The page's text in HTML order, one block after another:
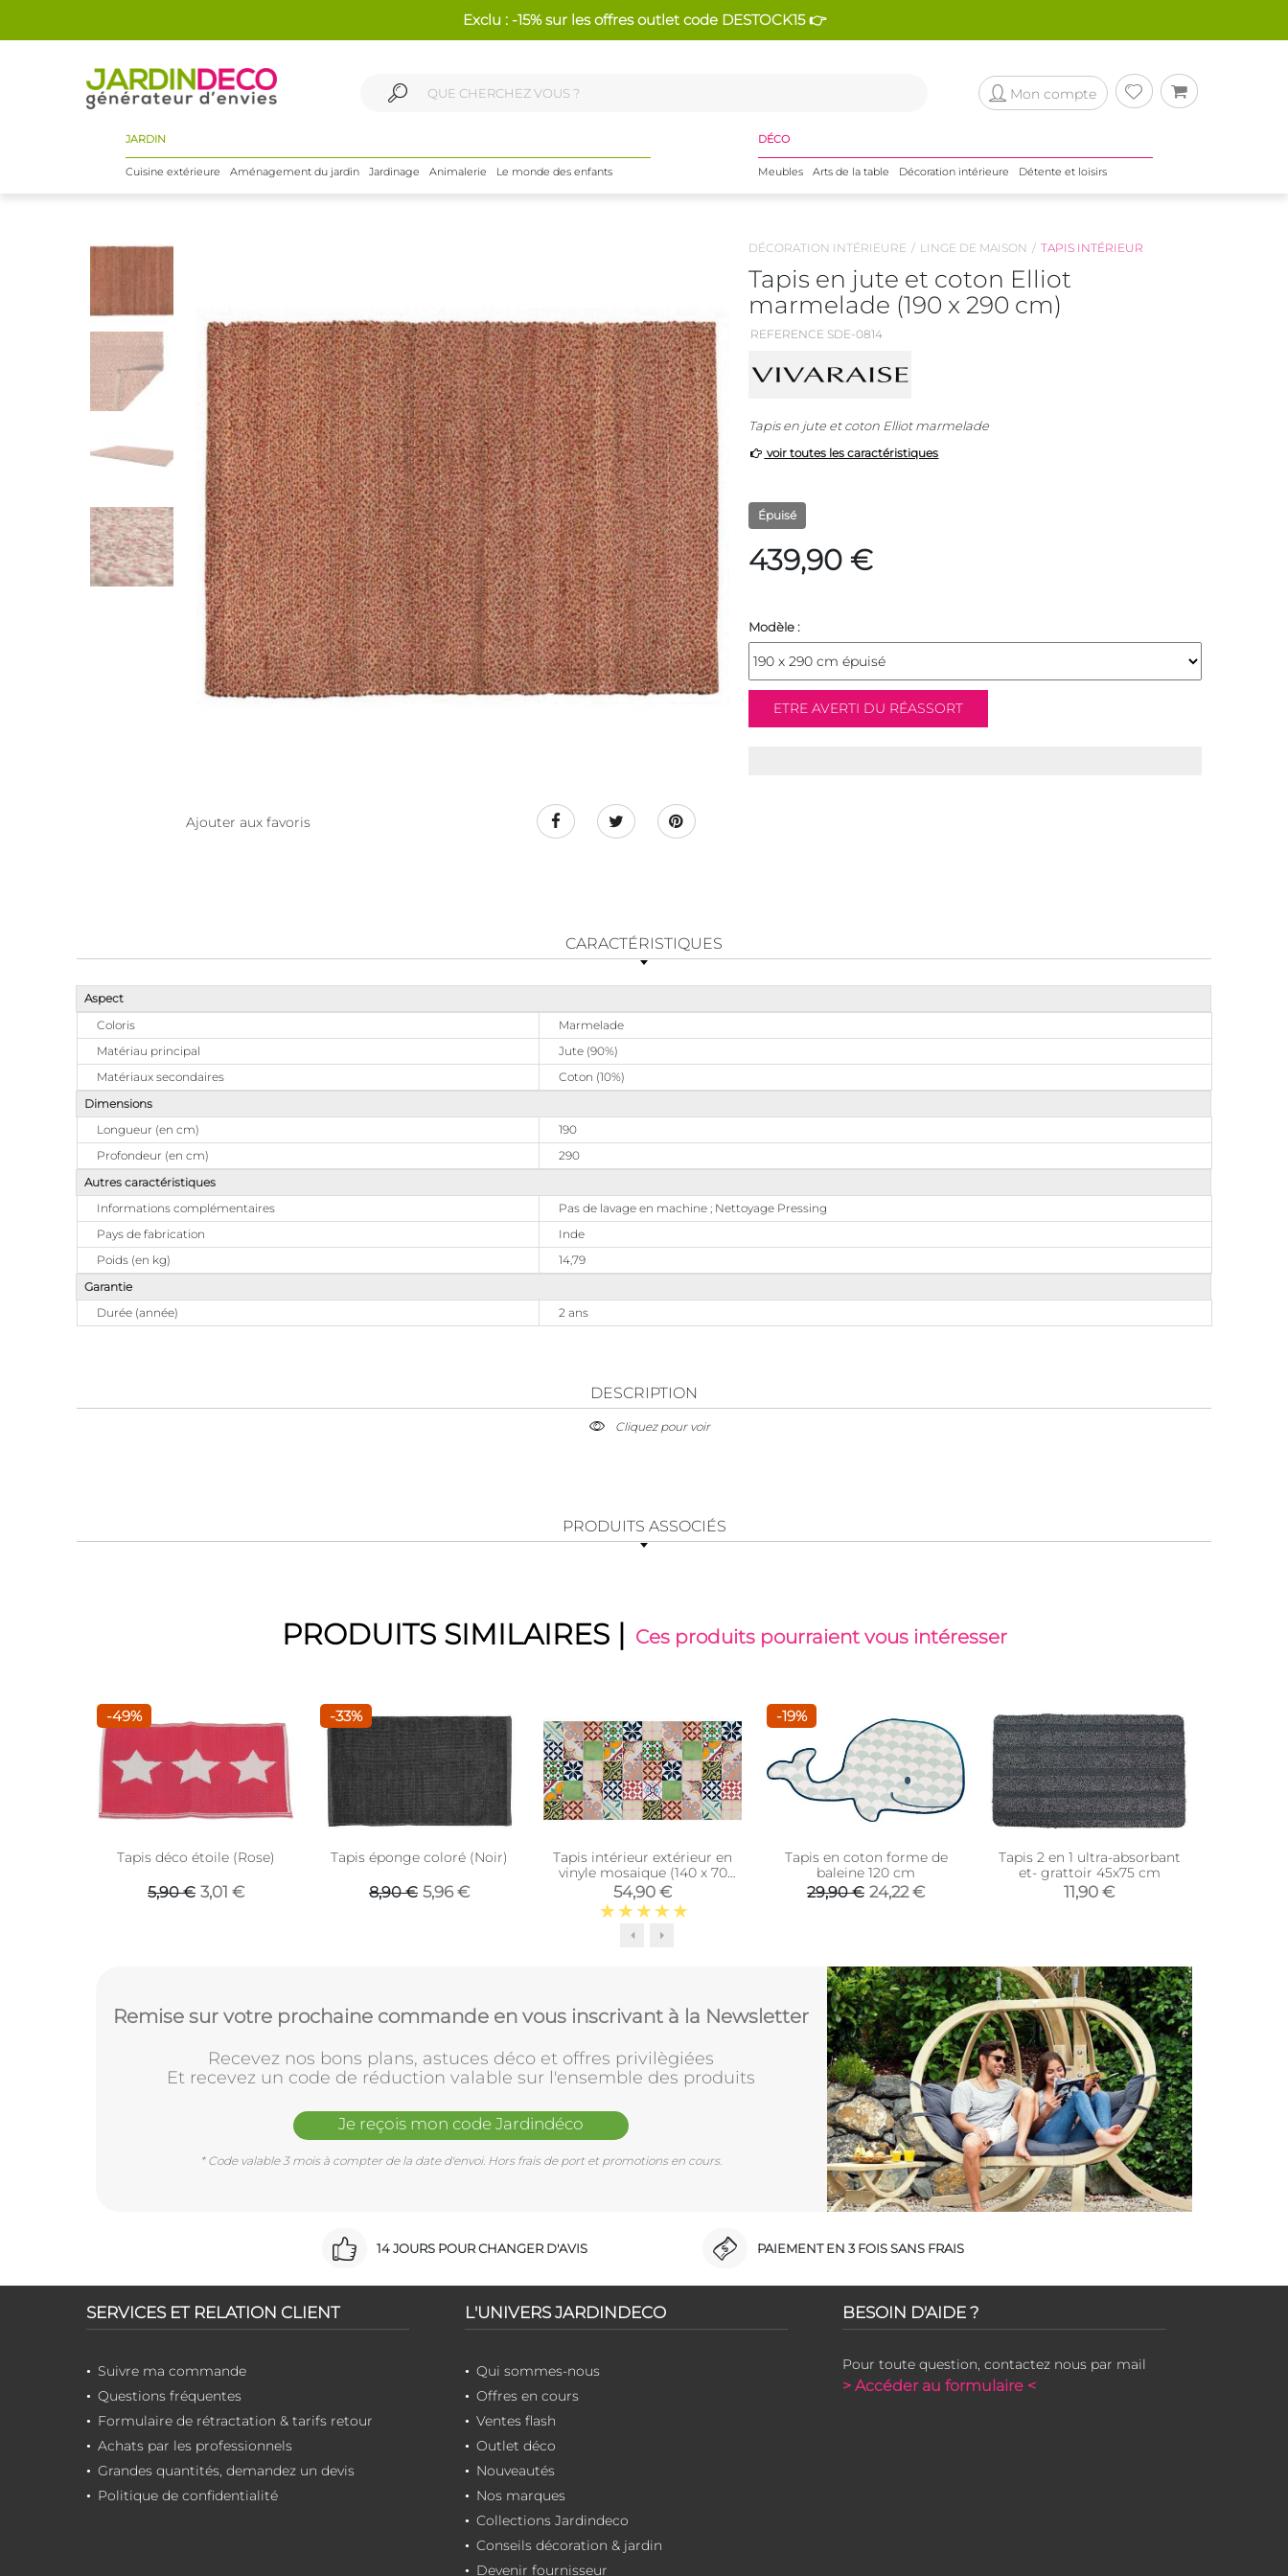
Exclu : -15% sur les offres outlet code DESTOCK15 👉
Mon compte
JARDIN
Cuisine extérieure Aménagement du jardin Jardinage Animalerie Le monde des enfants
DÉCO
Meubles Arts de la table Décoration intérieure Détente et loisirs
Ajouter aux favoris
DÉCORATION INTÉRIEURE LINGE DE MAISON TAPIS INTÉRIEUR
Tapis en jute et coton Elliot
marmelade (190 x 290 cm)
REFERENCE SDE-0814
Tapis en jute et coton Elliot marmelade
voir toutes les caractéristiques
Épuisé
439,90 €
Modèle :
CARACTÉRISTIQUES
Aspect
Coloris
Marmelade
Matériau principal
Jute (90%)
Matériaux secondaires
Coton (10%)
Dimensions
Longueur (en cm)
190
Profondeur (en cm)
290
Autres caractéristiques
Informations complémentaires
Pas de lavage en machine ; Nettoyage Pressing
Pays de fabrication
Inde
Poids (en kg)
14,79
Garantie
Durée (année)
2 ans
DESCRIPTION
Cliquez pour voir
PRODUITS ASSOCIÉS
PRODUITS SIMILAIRES | Ces produits pourraient vous intéresser
-49%
Tapis déco étoile (Rose)
5,90 € 3,01 €
-33%
Tapis éponge coloré (Noir)
8,90 € 5,96 €
Tapis intérieur extérieur en
vinyle mosaique (140 x 70
cm)
54,90 €
-19%
Tapis en coton forme de
baleine 120 cm
29,90 € 24,22 €
Tapis 2 en 1 ultra-absorbant
et- grattoir 45x75 cm
11,90 €
Remise sur votre prochaine commande en vous inscrivant à la Newsletter
Recevez nos bons plans, astuces déco et offres privilègiées
Et recevez un code de réduction valable sur l'ensemble des produits
Je reçois mon code Jardindéco
* Code valable 3 mois à compter de la date d'envoi. Hors frais de port et promotions en cours.
14 JOURS POUR CHANGER D'AVIS PAIEMENT EN 3 FOIS SANS FRAIS
SERVICES ET RELATION CLIENT
Suivre ma commande
Questions fréquentes
Formulaire de rétractation & tarifs retour
Achats par les professionnels
Grandes quantités, demandez un devis
Politique de confidentialité
L'UNIVERS JARDINDECO
Qui sommes-nous
Offres en cours
Ventes flash
Outlet déco
Nouveautés
Nos marques
Collections Jardindeco
Conseils décoration & jardin
Devenir fournisseur
BESOIN D'AIDE ?
Pour toute question, contactez nous par mail
> Accéder au formulaire <